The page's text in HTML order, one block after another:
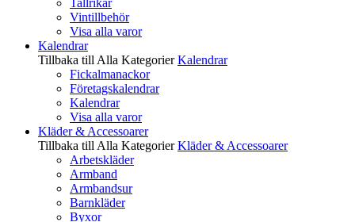
Tallrikar
Vintillbehör
Visa alla varor
Kalendrar
Tillbaka till Alla Kategorier Kalendrar
Fickalmanackor
Företagskalendrar
Kalendrar
Visa alla varor
Kläder & Accessoarer
Tillbaka till Alla Kategorier Kläder & Accessoarer
Arbetskläder
Armband
Armbandsur
Barnkläder
Byxor